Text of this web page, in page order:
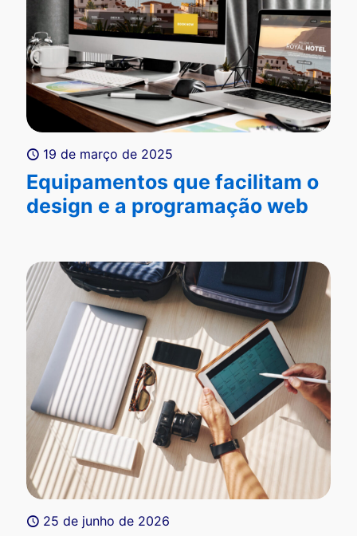
19 de março de 2025
Equipamentos que facilitam o
design e a programação web
25 de junho de 2026